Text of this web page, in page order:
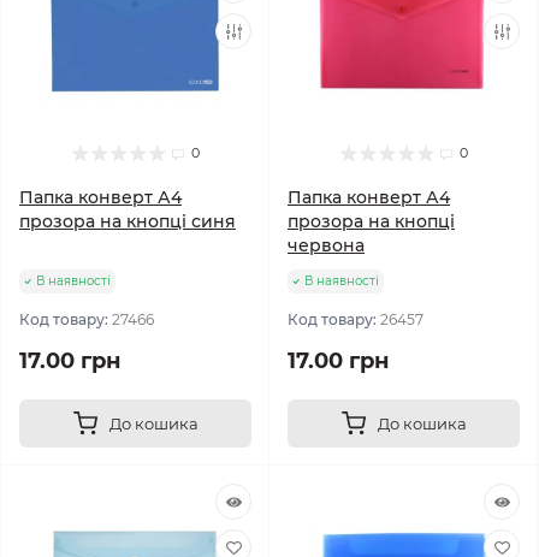
0
Папка конверт А4
прозора на кнопці синя
В наявності
Код товару: 27466
17.00 грн
До кошика
0
Папка конверт А4
прозора на кнопці
червона
В наявності
Код товару: 26457
17.00 грн
До кошика